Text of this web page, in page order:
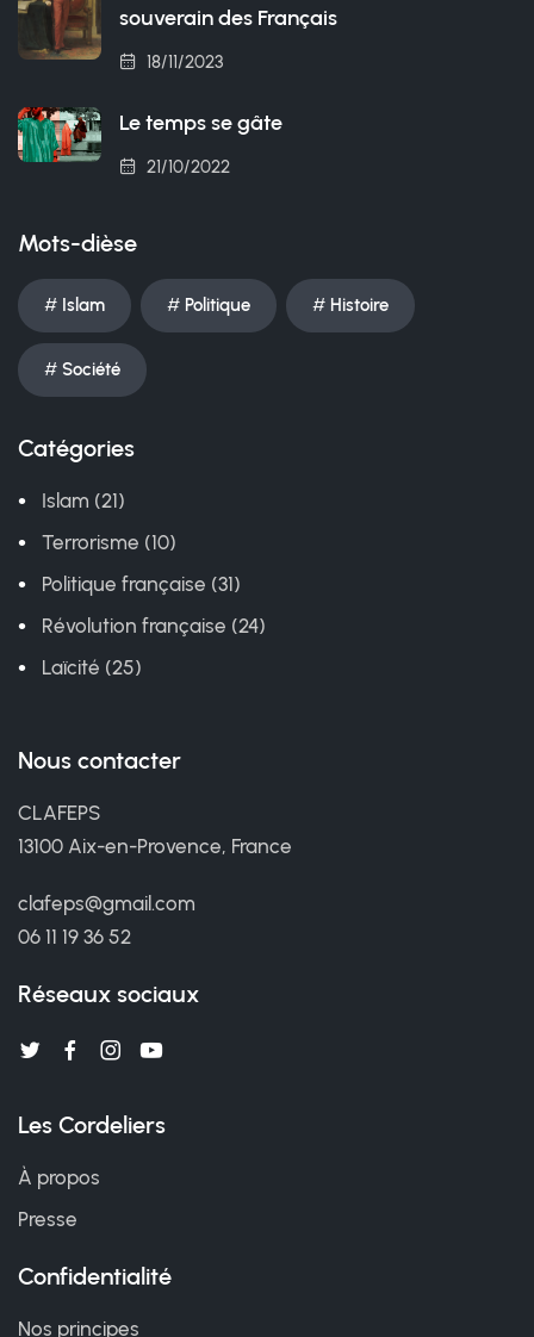
souverain des Français
18/11/2023
Le temps se gâte
21/10/2022
Mots-dièse
Islam Politique Histoire
Société
Catégories
Islam (21)
Terrorisme (10)
Politique française (31)
Révolution française (24)
Laïcité (25)
Nous contacter
CLAFEPS
13100 Aix-en-Provence, France
clafeps@gmail.com
06 11 19 36 52
Réseaux sociaux
Les Cordeliers
À propos
Presse
Confidentialité
Nos principes